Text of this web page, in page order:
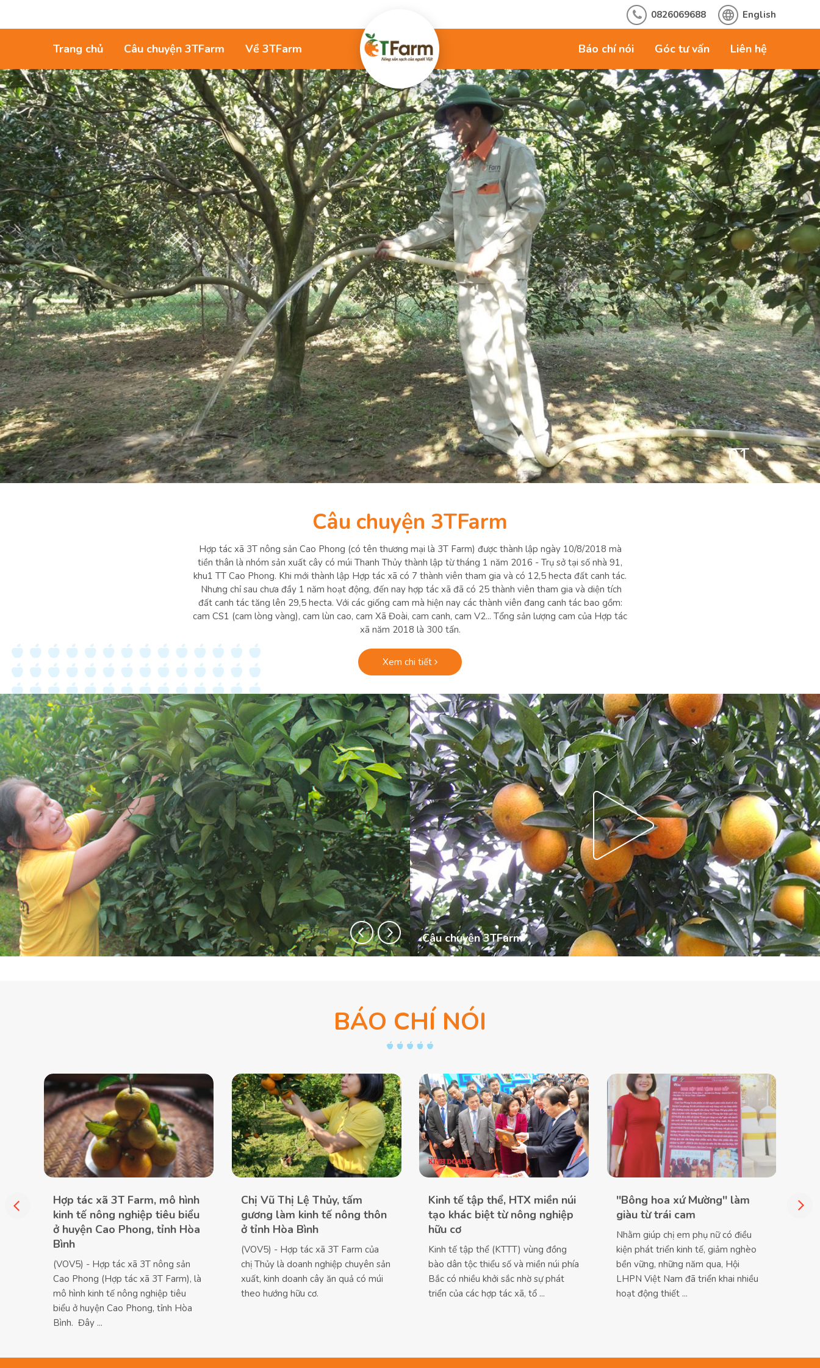
English
0826069688
Trang chủ Câu chuyện 3TFarm Về 3TFarm Báo chí nói Góc tư vấn Liên hệ
01 02
Câu chuyện 3TFarm
Hợp tác xã 3T nông sản Cao Phong (có tên thương mại là 3T Farm) được thành lập ngày 10/8/2018 mà
tiền thân là nhóm sản xuất cây có múi Thanh Thủy thành lập từ tháng 1 năm 2016 - Trụ sở tại số nhà 91,
khu1 TT Cao Phong. Khi mới thành lập Hợp tác xã có 7 thành viên tham gia và có 12,5 hecta đất canh tác.
Nhưng chỉ sau chưa đầy 1 năm hoạt động, đến nay hợp tác xã đã có 25 thành viên tham gia và diện tích
đất canh tác tăng lên 29,5 hecta. Với các giống cam mà hiện nay các thành viên đang canh tác bao gồm:
cam CS1 (cam lòng vàng), cam lùn cao, cam Xã Đoài, cam canh, cam V2... Tổng sản lượng cam của Hợp tác
xã năm 2018 là 300 tấn.
Xem chi tiết
Câu chuyện 3TFarm
BÁO CHÍ NÓI
Hợp tác xã 3T Farm, mô hình
kinh tế nông nghiệp tiêu biểu
ở huyện Cao Phong, tỉnh Hòa
Bình
(VOV5) - Hợp tác xã 3T nông sản
Cao Phong (Hợp tác xã 3T Farm), là
mô hình kinh tế nông nghiệp tiêu
biểu ở huyện Cao Phong, tỉnh Hòa
Bình. Đây ...
Chị Vũ Thị Lệ Thủy, tấm
gương làm kinh tế nông thôn
ở tỉnh Hòa Bình
(VOV5) - Hợp tác xã 3T Farm của
chị Thủy là doanh nghiệp chuyên sản
xuất, kinh doanh cây ăn quả có múi
theo hướng hữu cơ.
Kinh tế tập thể, HTX miền núi
tạo khác biệt từ nông nghiệp
hữu cơ
Kinh tế tập thể (KTTT) vùng đồng
bào dân tộc thiểu số và miền núi phía
Bắc có nhiều khởi sắc nhờ sự phát
triển của các hợp tác xã, tổ ...
''Bông hoa xứ Mường'' làm
giàu từ trái cam
Nhằm giúp chị em phụ nữ có điều
kiện phát triển kinh tế, giảm nghèo
bền vững, những năm qua, Hội
LHPN Việt Nam đã triển khai nhiều
hoạt động thiết ...